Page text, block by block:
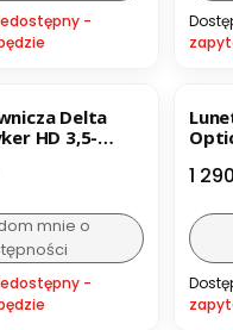
-
Delta
HD 3,5-
mnie o
-
1